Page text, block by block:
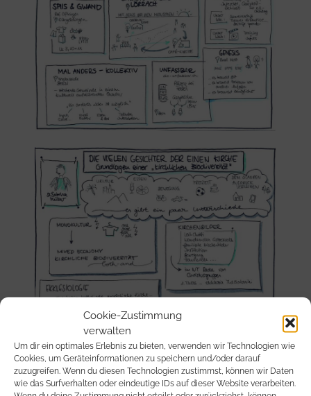
Cookie-Zustimmung
verwalten
Um dir ein optimales Erlebnis zu bieten, verwenden wir Technologien wie
Cookies, um Geräteinformationen zu speichern und/oder darauf
zuzugreifen. Wenn du diesen Technologien zustimmst, können wir Daten
wie das Surfverhalten oder eindeutige IDs auf dieser Website verarbeiten.